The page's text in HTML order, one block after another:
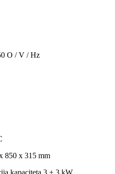
O / V / Hz
850 x 315 mm
kapaciteta 3 + 3 kW